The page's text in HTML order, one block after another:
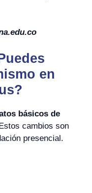
en
básicos de
cambios son
presencial.